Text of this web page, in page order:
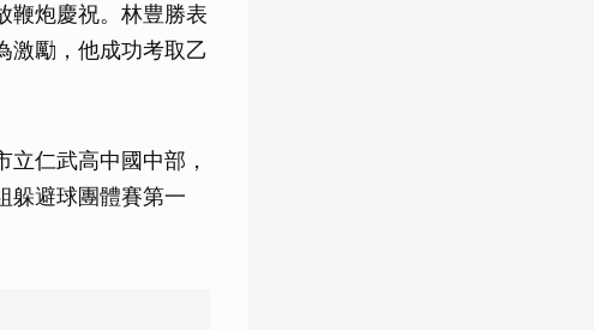
鞭炮慶祝。林豊勝表
激勵，他成功考取乙
仁武高中國中部，
躲避球團體賽第一